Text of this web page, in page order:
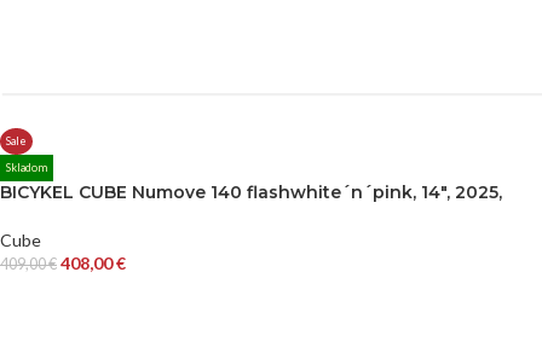
Sale
Skladom
BICYKEL CUBE Numove 140 flashwhite´n´pink, 14″, 2025,
Cube
409,00€ 408,00€